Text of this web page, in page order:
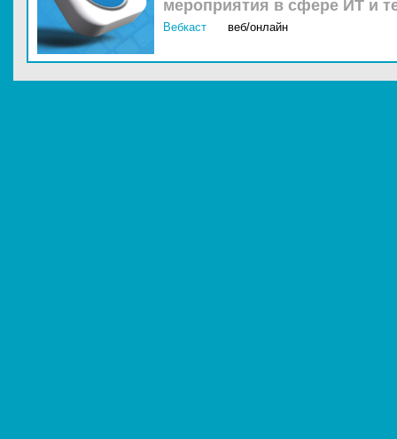
мероприятия в сфере ИТ и
Вебкаст веб/онлайн